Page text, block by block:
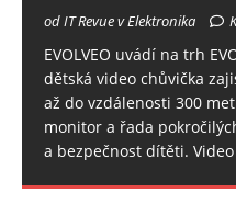
od IT Revue v Elektronika
EVOLVEO uvádí na trh
dětská video chůvička
až do vzdálenosti 300
monitor a řada
a bezpečnost dítěti. Video